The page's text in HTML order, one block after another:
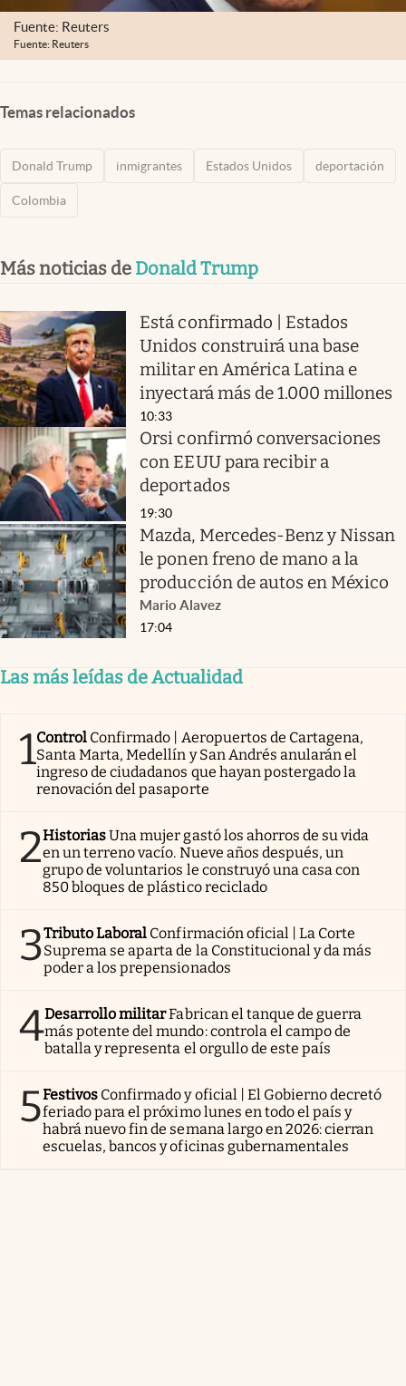
Fuente: Reuters
Fuente: Reuters
Temas relacionados
Donald Trump inmigrantes Estados Unidos deportación
Colombia
Más noticias de Donald Trump
Está confirmado | Estados
Unidos construirá una base
militar en América Latina e
inyectará más de 1.000 millones
10:33
Orsi confirmó conversaciones
con EEUU para recibir a
deportados
19:30
Mazda, Mercedes-Benz y Nissan
le ponen freno de mano a la
producción de autos en México
Mario Alavez
17:04
Las más leídas de Actualidad
1Control Confirmado | Aeropuertos de Cartagena,
Santa Marta, Medellín y San Andrés anularán el
ingreso de ciudadanos que hayan postergado la
renovación del pasaporte
2HistoriasUna mujer gastó los ahorros de su vida
en un terreno vacío. Nueve años después, un
grupo de voluntarios le construyó una casa con
850 bloques de plástico reciclado
3Tributo Laboral Confirmación oficial | La Corte
Suprema se aparta de la Constitucional y da más
poder a los prepensionados
4Desarrollo militarFabrican el tanque de guerra
más potente del mundo: controla el campo de
batalla y representa el orgullo de este país
5Festivos Confirmado y oficial | El Gobierno decretó
feriado para el próximo lunes en todo el país y
habrá nuevo fin de semana largo en 2026: cierran
escuelas, bancos y oficinas gubernamentales